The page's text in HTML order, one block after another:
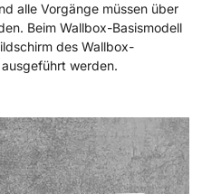
alle Vorgänge müssen über
Beim Wallbox-Basismodell
des Wallbox-
werden.